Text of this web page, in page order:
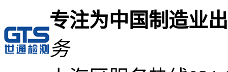
专注为中国制造业
务